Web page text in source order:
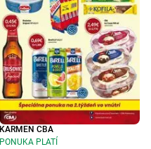
KARMEN CBA
PONUKA PLATÍ